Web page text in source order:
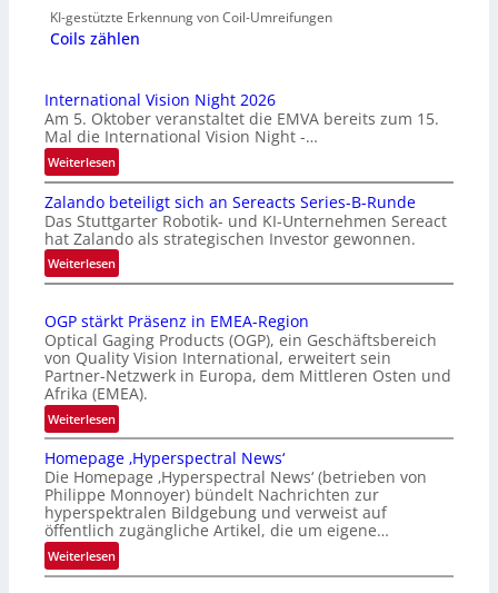
KI-gestützte Erkennung von Coil-Umreifungen
Coils zählen
International Vision Night 2026
Am 5. Oktober veranstaltet die EMVA bereits zum 15.
Mal die International Vision Night -…
Weiterlesen:
I
n
t
e
r
n
t
i
o
n
l
V
i
s
i
o
n
N
Zalando beteiligt sich an Sereacts Series-B-Runde
Das Stuttgarter Robotik- und KI-Unternehmen Sereact
hat Zalando als strategischen Investor gewonnen.
Weiterlesen:
Z
l
a
n
d
o
b
e
t
e
i
i
g
OGP stärkt Präsenz in EMEA-Region
Optical Gaging Products (OGP), ein Geschäftsbereich
von Quality Vision International, erweitert sein
Partner-Netzwerk in Europa, dem Mittleren Osten und
Afrika (EMEA).
Weiterlesen:
O
G
P
s
t
ä
r
Homepage ‚Hyperspectral News‘
Die Homepage ‚Hyperspectral News‘ (betrieben von
Philippe Monnoyer) bündelt Nachrichten zur
hyperspektralen Bildgebung und verweist auf
öffentlich zugängliche Artikel, die um eigene…
Weiterlesen:
H